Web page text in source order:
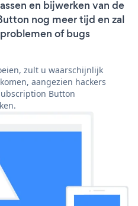
en bijwerken van de
nog meer tijd en zal
of bugs
zult u waarschijnlijk
aangezien hackers
Button